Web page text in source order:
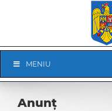
Navigation
MENIU
Anunț